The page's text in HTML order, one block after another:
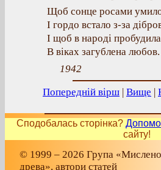
Щоб сонце росами
І гордо встало з-за
І щоб в народі
В віках загублена любов.
1942
Попередній вірш | Вище |
Сподобалась сторінка?
сайту!
© 1999 – 2026 Група
древа», автори статей